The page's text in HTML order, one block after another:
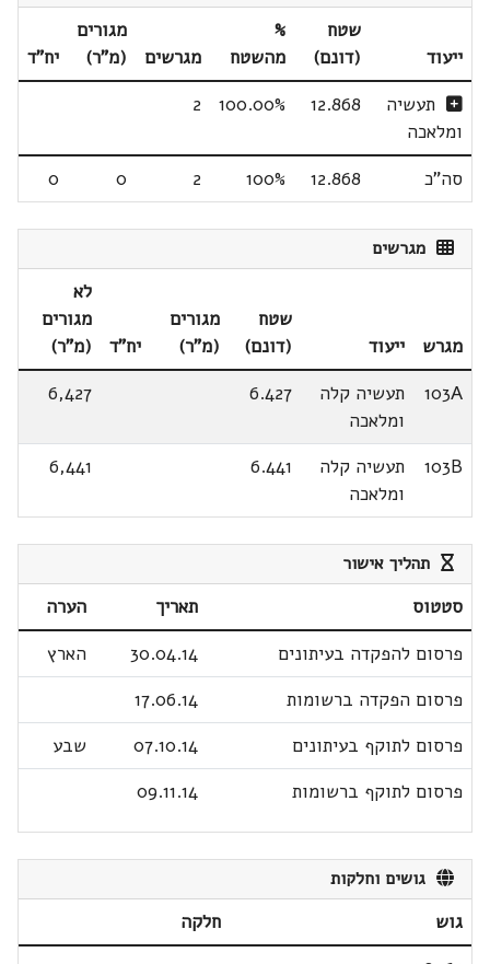
ייעוד
שטח
(דונם)
%
מהשטח
מגרשים
מגורים
(מ"ר)
יח"ד
תעשיה
ומלאכה
12.868
100.00%
2
סה"כ 12.868
100%
2
0
0
מגרשים
מגרש ייעוד
שטח
(דונם)
מגורים
(מ"ר)
יח"ד
לא
מגורים
(מ"ר)
103A
תעשיה קלה
ומלאכה
6.427
6,427
103B
תעשיה קלה
ומלאכה
6.441
6,441
תהליך אישור
סטטוס תאריך
הערה
פרסום להפקדה בעיתונים
30.04.14
הארץ
פרסום הפקדה ברשומות
17.06.14
פרסום לתוקף בעיתונים
07.10.14
שבע
פרסום לתוקף ברשומות
09.11.14
גושים וחלקות
גוש
חלקה